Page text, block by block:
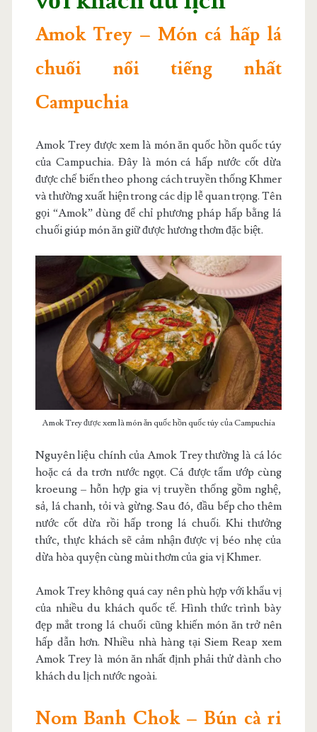
Amok Trey – Món cá hấp lá
chuối nổi tiếng nhất
Campuchia
Amok Trey được xem là món ăn quốc hồn quốc túy
của Campuchia. Đây là món cá hấp nước cốt dừa
được chế biến theo phong cách truyền thống Khmer
và thường xuất hiện trong các dịp lễ quan trọng. Tên
gọi “Amok” dùng để chỉ phương pháp hấp bằng lá
chuối giúp món ăn giữ được hương thơm đặc biệt.
Amok Trey được xem là món ăn quốc hồn quốc túy của Campuchia
Nguyên liệu chính của Amok Trey thường là cá lóc
hoặc cá da trơn nước ngọt. Cá được tẩm ướp cùng
kroeung – hỗn hợp gia vị truyền thống gồm nghệ,
sả, lá chanh, tỏi và gừng. Sau đó, đầu bếp cho thêm
nước cốt dừa rồi hấp trong lá chuối. Khi thưởng
thức, thực khách sẽ cảm nhận được vị béo nhẹ của
dừa hòa quyện cùng mùi thơm của gia vị Khmer.
Amok Trey không quá cay nên phù hợp với khẩu vị
của nhiều du khách quốc tế. Hình thức trình bày
đẹp mắt trong lá chuối cũng khiến món ăn trở nên
hấp dẫn hơn. Nhiều nhà hàng tại Siem Reap xem
Amok Trey là món ăn nhất định phải thử dành cho
khách du lịch nước ngoài.
Nom Banh Chok – Bún cà ri